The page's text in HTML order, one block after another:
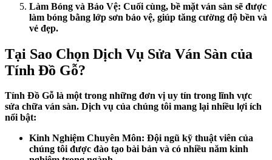
Làm Bóng và Bảo Vệ: Cuối cùng, bề mặt ván sàn sẽ được
làm bóng bằng lớp sơn bảo vệ, giúp tăng cường độ bền và
vẻ đẹp.
Tại Sao Chọn Dịch Vụ Sửa Ván Sàn của
Tính Đồ Gỗ?
Tính Đồ Gỗ là một trong những đơn vị uy tín trong lĩnh vực
sửa chữa ván sàn. Dịch vụ của chúng tôi mang lại nhiều lợi ích
nổi bật:
Kinh Nghiệm Chuyên Môn: Đội ngũ kỹ thuật viên của
chúng tôi được đào tạo bài bản và có nhiều năm kinh